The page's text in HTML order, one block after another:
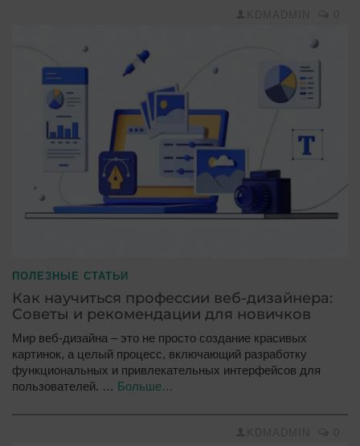
ПОЛЕЗНЫЕ СТАТЬИ
Как научиться профессии веб-дизайнера:
Советы и рекомендации для новичков
Мир веб-дизайна – это не просто создание красивых
картинок, а целый процесс, включающий разработку
функциональных и привлекательных интерфейсов для
пользователей. … Больше…